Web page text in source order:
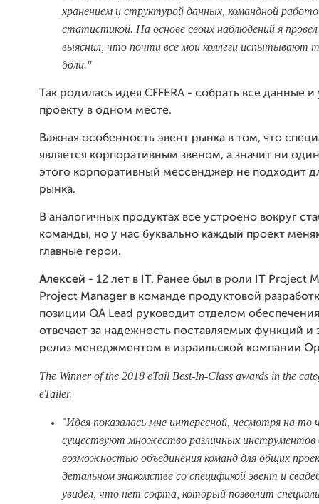
хранением и структурой данных, командной
статистикой. На основе своих наблюдений я провел
выяснил, что почти все мои коллеги испытывают
боли."
Так родилась идея CFFERA - собрать все данные
проекту в одном месте.
Важная особенность эвент рынка в том, что
является корпоративным звеном, а значит ни
этого корпоративный мессенджер не подходит
рынка.
В аналогичных продуктах все устроено вокруг
команды, но у нас буквально каждый проект
главные герои.
Алексей - 12 лет в IT. Ранее был в роли IT Project
Project Manager в команде продуктовой
позиции QA Lead руководит отделом обеспечения
отвечает за надежность поставляемых функций и
релиз менеджментом в израильской компании
The Winner of the 2018 eTail Best-In-Class awards in the
eTailer.
"Идея показалась мне интересной, несмотря на
существуют множество различных инструментов
возможностью объединения команд для общих
детальном знакомстве со спецификой эвент и
увидел, что нет софта, который позволит